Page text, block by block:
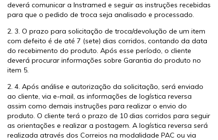
deverá comunicar a Instramed e seguir as instruções recebidas
para que o pedido de troca seja analisado e processado.
2. 3. O prazo para solicitação de troca/devolução de um item
com defeito é de até 7 (sete) dias corridos, contando da data
do recebimento do produto. Após esse período, o cliente
deverá procurar informações sobre Garantia do produto no
item 5.
2. 4. Após análise e autorização da solicitação, será enviado
ao cliente, via e-mail, as informações de logística reversa
assim como demais instruções para realizar o envio do
produto. O cliente terá o prazo de 10 dias corridos para seguir
as orientações e realizar a postagem. A logística reversa será
realizada através dos Correios na modalidade PAC ou via